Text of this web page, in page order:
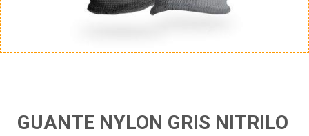
GUANTE NYLON GRIS NITRILO